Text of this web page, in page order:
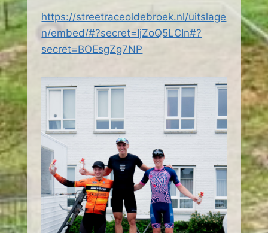
https://streetraceoldebroek.nl/uitslage
n/embed/#?secret=IjZoQ5LCIn#?
secret=BOEsgZg7NP